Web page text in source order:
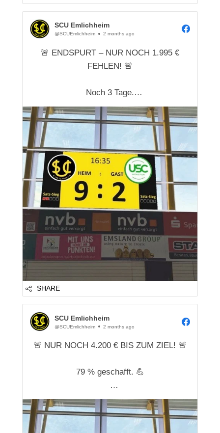
SCU Emlichheim
@SCUEmlichheim 2 months ago
🚨 ENDSPURT – NUR NOCH 1.995 €
FEHLEN! 🚨
Noch 3 Tage.
Mehr als 18.700 € wurden bereits für die
neue LED-Wand in der Vechtetalhalle
gesammelt. 💙
Das Ziel ist zum Greifen nah.
Die Samtgemeinde Emlichheim, der Verein
und viele Unterstützer haben ihren Beitrag
geleistet. Hunderte Menschen haben be...
SHARE
SCU Emlichheim
@SCUEmlichheim 2 months ago
🚨 NUR NOCH 4.200 € BIS ZUM ZIEL! 🚨
79 % geschafft. 💪
Bereits über 16.300 € wurden für die neue
LED-Wand in der Vechtetalhalle
gesammelt. Gemeinsam mit der